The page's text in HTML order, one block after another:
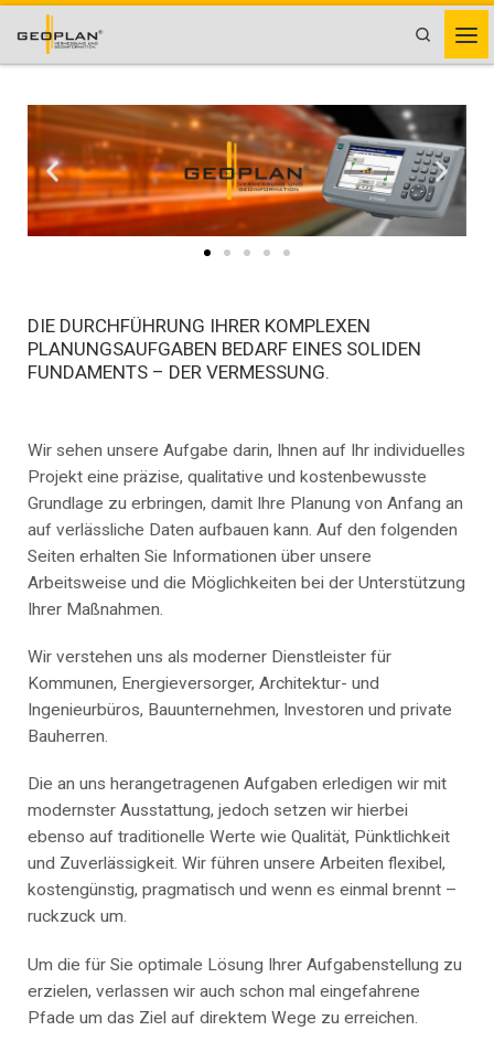
Zum Inhalt springen Search
DIE DURCHFÜHRUNG IHRER KOMPLEXEN
PLANUNGSAUFGABEN BEDARF EINES SOLIDEN
FUNDAMENTS – DER VERMESSUNG.
Wir sehen unsere Aufgabe darin, Ihnen auf Ihr individuelles
Projekt eine präzise, qualitative und kostenbewusste
Grundlage zu erbringen, damit Ihre Planung von Anfang an
auf verlässliche Daten aufbauen kann. Auf den folgenden
Seiten erhalten Sie Informationen über unsere
Arbeitsweise und die Möglichkeiten bei der Unterstützung
Ihrer Maßnahmen.
Wir verstehen uns als moderner Dienstleister für
Kommunen, Energieversorger, Architektur- und
Ingenieurbüros, Bauunternehmen, Investoren und private
Bauherren.
Die an uns herangetragenen Aufgaben erledigen wir mit
modernster Ausstattung, jedoch setzen wir hierbei
ebenso auf traditionelle Werte wie Qualität, Pünktlichkeit
und Zuverlässigkeit. Wir führen unsere Arbeiten flexibel,
kostengünstig, pragmatisch und wenn es einmal brennt –
ruckzuck um.
Um die für Sie optimale Lösung Ihrer Aufgabenstellung zu
erzielen, verlassen wir auch schon mal eingefahrene
Pfade um das Ziel auf direktem Wege zu erreichen.